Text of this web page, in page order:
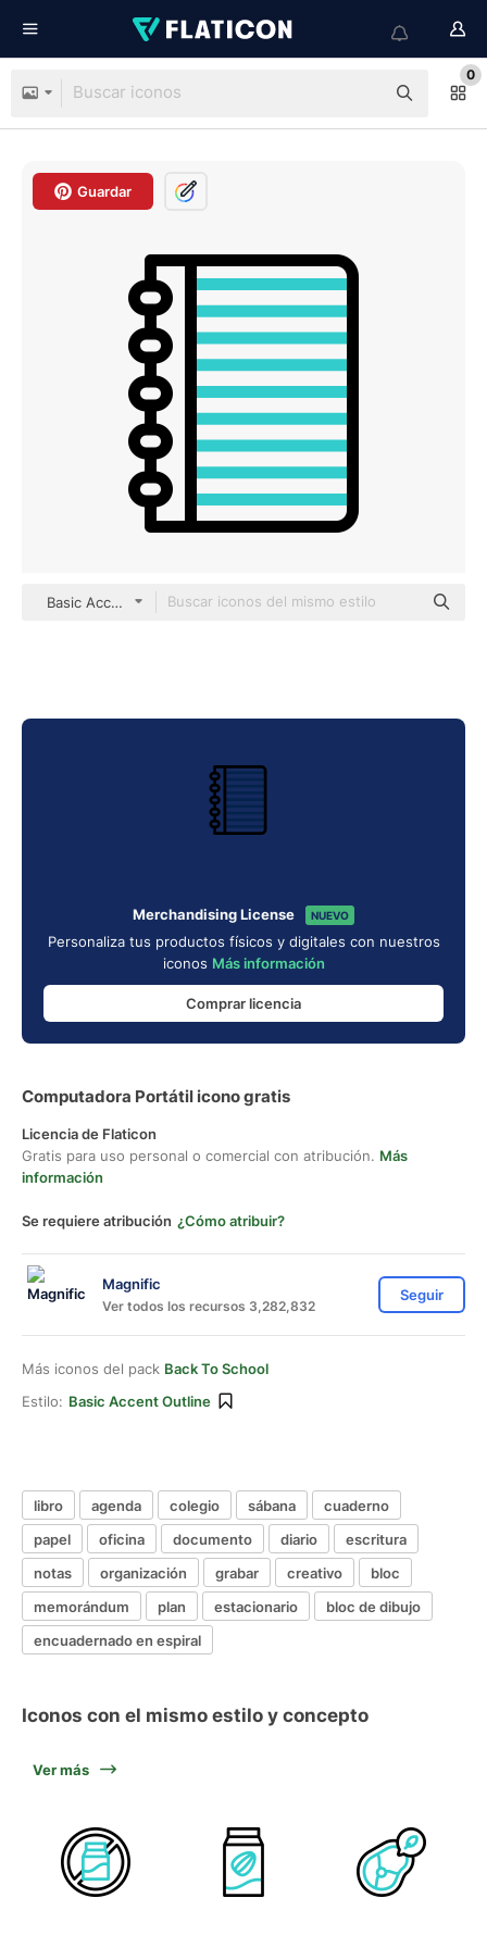
0
Guardar
Basic Accent Outline
Merchandising License NUEVO
Personaliza tus productos físicos y digitales con nuestros
iconos Más información
Comprar licencia
Computadora Portátil icono gratis
Licencia de Flaticon
Gratis para uso personal o comercial con atribución. Más
información
Se requiere atribución ¿Cómo atribuir?
Magnific
Ver todos los recursos 3,282,832
Seguir
Más iconos del pack Back To School
Estilo: Basic Accent Outline
libro agenda colegio sábana
cuaderno
papel
oficina documento diario
escritura
notas
organización grabar creativo
bloc
memorándum
plan estacionario
bloc de dibujo
encuadernado en espiral
Iconos con el mismo estilo y concepto
Ver más